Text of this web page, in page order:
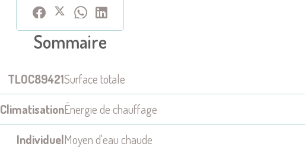
Sommaire
TLOC89421Surface totale
ClimatisationÉnergie de chauffage
IndividuelMoyen d'eau chaude